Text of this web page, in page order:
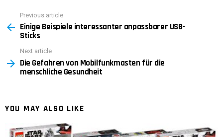
more
Previous article
Einige Beispiele interessanter anpassbarer USB-
Sticks
Next article
Die Gefahren von Mobilfunkmasten für die
menschliche Gesundheit
YOU MAY ALSO LIKE